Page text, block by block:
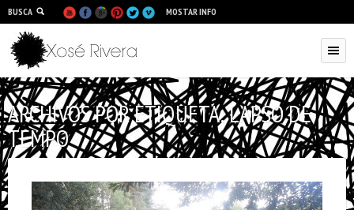
BUSCA MOSTAR INFO
ARCHIVOS POR ETIQUETA:LAPSO DE
TEMPO